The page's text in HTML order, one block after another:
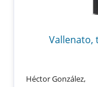
Vallenato,
Héctor González,